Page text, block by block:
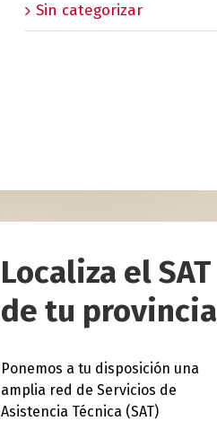
Sin categorizar
Localiza el SAT
de tu provincia
Ponemos a tu disposición una
amplia red de Servicios de
Asistencia Técnica (SAT)